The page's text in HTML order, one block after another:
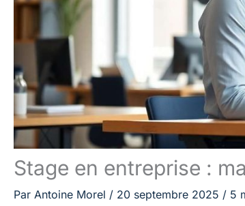
Stage en entreprise :
Par Antoine Morel / 20 septembre 2025 / 5